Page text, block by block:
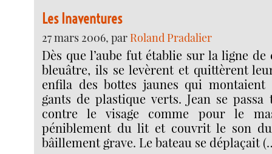
Les Inaventures
27 mars 2006, par Roland Pradalier
Dès que l’aube fut établie sur la ligne
bleuâtre, ils se levèrent et quittèrent
enfila des bottes jaunes qui
gants de plastique verts. Jean se
contre le visage comme pour le
péniblement du lit et couvrit le son
bâillement grave. Le bateau se déplaçait